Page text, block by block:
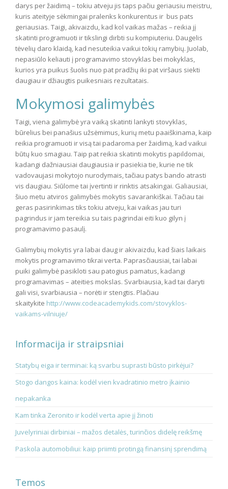
darys per žaidimą – tokiu atveju jis taps pačiu geriausiu meistru,
kuris ateityje sėkmingai pralenks konkurentus ir bus pats
geriausias. Taigi, akivaizdu, kad kol vaikas mažas – reikia jį
skatinti programuoti ir tikslingi dirbti su kompiuteriu. Daugelis
tėvelių daro klaidą, kad nesuteikia vaikui tokių ramybių. Juolab,
nepasiūlo keliauti į programavimo stovyklas bei mokyklas,
kurios yra puikus šuolis nuo pat pradžių iki pat viršaus siekti
daugiau ir džiaugtis puikesniais rezultatais.
Mokymosi galimybės
Taigi, viena galimybė yra vaiką skatinti lankyti stovyklas,
būrelius bei panašius užsėmimus, kurių metu paaiškinama, kaip
reikia programuoti ir visą tai padaroma per žaidimą, kad vaikui
būtų kuo smagiau. Taip pat reikia skatinti mokytis papildomai,
kadangi dažniausiai daugiausia ir pasiekia tie, kurie ne tik
vadovaujasi mokytojo nurodymais, tačiau patys bando atrasti
vis daugiau. Siūlome tai įvertinti ir rinktis atsakingai. Galiausiai,
šiuo metu atviros galimybės mokytis savarankiškai. Tačiau tai
geras pasirinkimas tiks tokiu atveju, kai vaikas jau turi
pagrindus ir jam tereikia su tais pagrindai eiti kuo gilyn į
programavimo pasaulį.
Galimybių mokytis yra labai daug ir akivaizdu, kad šiais laikais
mokytis programavimo tikrai verta. Paprasčiausiai, tai labai
puiki galimybė pasikloti sau patogius pamatus, kadangi
programavimas – ateities mokslas. Svarbiausia, kad tai daryti
gali visi, svarbiausia – norėti ir stengtis. Plačiau
skaitykite http://www.codeacademykids.com/stovyklos-
vaikams-vilniuje/
Informacija ir straipsniai
Statybų eiga ir terminai: ką svarbu suprasti būsto pirkėjui?
Stogo dangos kaina: kodėl vien kvadratinio metro įkainio
nepakanka
Kam tinka Zeronito ir kodėl verta apie jį žinoti
Juvelyriniai dirbiniai – mažos detalės, turinčios didelę reikšmę
Paskola automobiliui: kaip priimti protingą finansinį sprendimą
Temos